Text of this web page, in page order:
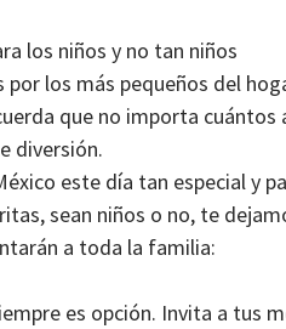
los niños y no tan niños
los más pequeños del
que no importa cuántos
diversión.
este día tan especial y
sean niños o no, te
a toda la familia:
es opción. Invita a tus